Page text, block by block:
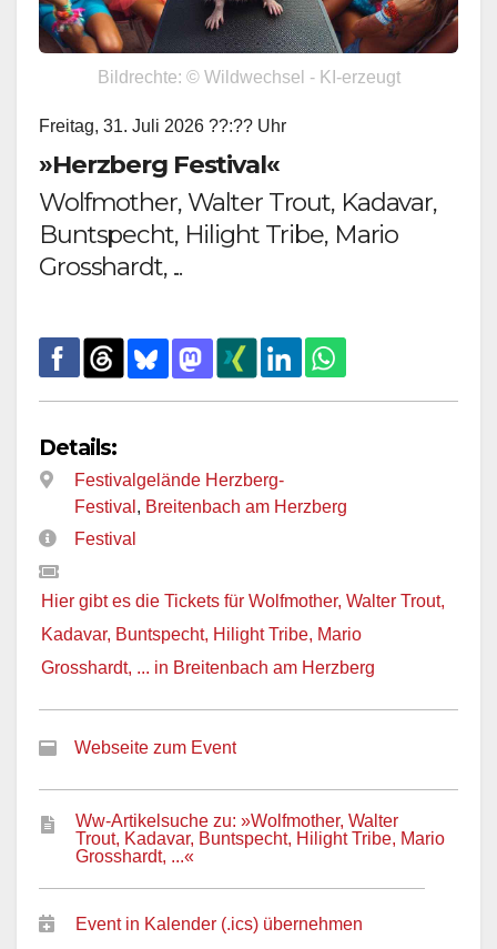
Bildrechte: © Wildwechsel - KI-erzeugt
Freitag, 31. Juli 2026 ??:?? Uhr
»Herzberg Festival«
Wolfmother, Walter Trout, Kadavar,
Buntspecht, Hilight Tribe, Mario
Grosshardt, ...
Details:
Festivalgelände Herzberg-
Festival , Breitenbach am Herzberg
Festival
Hier gibt es die Tickets für Wolfmother, Walter Trout,
Kadavar, Buntspecht, Hilight Tribe, Mario
Grosshardt, ... in Breitenbach am Herzberg
Webseite zum Event
Ww-Artikelsuche zu: »Wolfmother, Walter
Trout, Kadavar, Buntspecht, Hilight Tribe, Mario
Grosshardt, ...«
Event in Kalender (.ics) übernehmen